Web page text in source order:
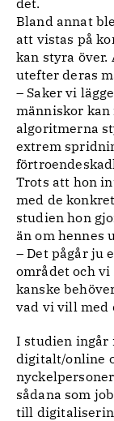
Bland annat
att vistas på
kan styra över.
utefter deras
– Saker vi
människor
algoritmerna
extrem
Trots att hon
med de
studien hon
än om hennes
– Det pågår ju
området och vi
kanske
vad vi vill med
I studien ingår
digitalt/online
sådana som
till